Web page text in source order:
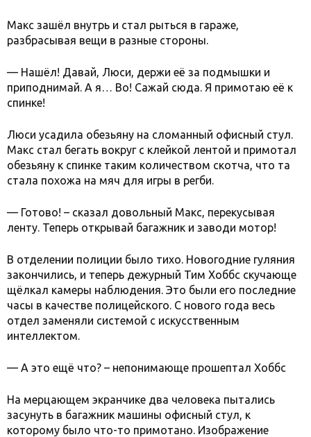
Макс зашёл внутрь и стал рыться в гараже,
разбрасывая вещи в разные стороны.
— Нашёл! Давай, Люси, держи её за подмышки и
приподнимай. А я… Во! Сажай сюда. Я примотаю её к
спинке!
Люси усадила обезьяну на сломанный офисный стул.
Макс стал бегать вокруг с клейкой лентой и примотал
обезьяну к спинке таким количеством скотча, что та
стала похожа на мяч для игры в регби.
— Готово! – сказал довольный Макс, перекусывая
ленту. Теперь открывай багажник и заводи мотор!
В отделении полиции было тихо. Новогодние гуляния
закончились, и теперь дежурный Тим Хоббс скучающе
щёлкал камеры наблюдения. Это были его последние
часы в качестве полицейского. С нового года весь
отдел заменяли системой с искусственным
интеллектом.
— А это ещё что? – непонимающе прошептал Хоббс
На мерцающем экранчике два человека пытались
засунуть в багажник машины офисный стул, к
которому было что-то примотано. Изображение